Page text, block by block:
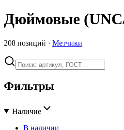
Дюймовые
208 позиций · Метчики
Фильтры
Наличие
В наличии